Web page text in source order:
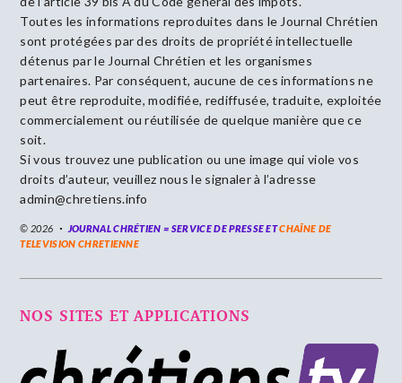
Toutes les informations reproduites dans le Journal Chrétien
sont protégées par des droits de propriété intellectuelle
détenus par le Journal Chrétien et les organismes
partenaires. Par conséquent, aucune de ces informations ne
peut être reproduite, modifiée, rediffusée, traduite, exploitée
commercialement ou réutilisée de quelque manière que ce
soit.
Si vous trouvez une publication ou une image qui viole vos
droits d’auteur, veuillez nous le signaler à l’adresse
admin@chretiens.info
© 2026 JOURNAL CHRÉTIEN = SERVICE DE PRESSE ETCHAÎNE DE
TELEVISION CHRETIENNE
NOS SITES ET APPLICATIONS